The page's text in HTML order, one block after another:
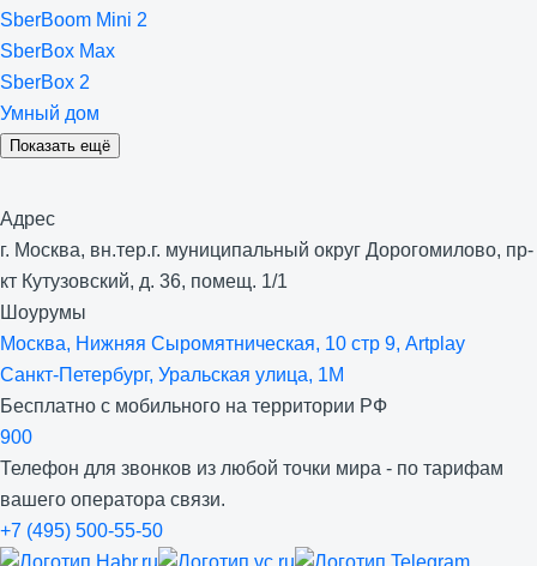
SberBoom Mini 2
SberBox Max
SberBox 2
Умный дом
Показать ещё
Адрес
г. Москва, вн.тер.г. муниципальный округ Дорогомилово, пр-
кт Кутузовский, д. 36, помещ. 1/1
Шоурумы
Москва, Нижняя Сыро­мятническая, 10 стр 9, Artplay
Санкт-Петербург, Уральская улица, 1М
Бесплатно с мобильного на территории РФ
900
Телефон для звонков из любой точки мира - по тарифам
вашего оператора связи.
+7 (495) 500-55-50